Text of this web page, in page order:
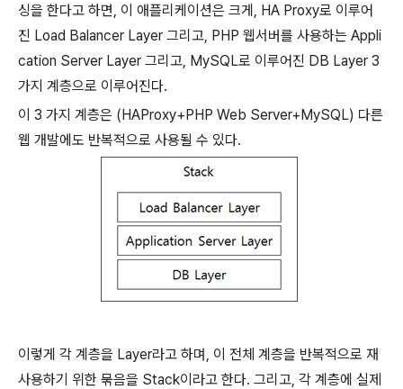
싱을 한다고 하면 이 애플리케이션은 크게 , HA Proxy로 이루어
진 Load Balancer Layer 그리고 , PHP 웹서버를 사용하는 Appli
cation Server Layer 그리고 , MySQL로 이루어진 DB Layer 3
가지 계층으로 이루어진다.
이 3 가지 계층은 (HAProxy+PHP Web Server+MySQL) 다른
웹 개발에도 반복적으로 사용될 수 있다.
이렇게 각 계층을 Layer라고 하며 이 전체 계층을 반복적으로 재
사용하기 위한 묶음을 Stack이라고 한다. 그리고 각 계층에 실제